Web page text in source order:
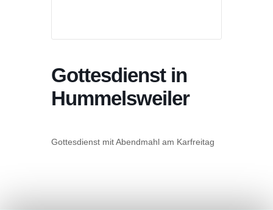
Gottesdienst in
Hummelsweiler
Gottesdienst mit Abendmahl am Karfreitag